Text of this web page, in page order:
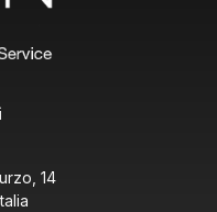
14